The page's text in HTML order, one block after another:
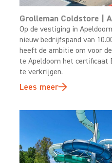
Grolleman Coldstore |
Op de vestiging in
nieuw bedrijfspand van
heeft de ambitie om voor
te Apeldoorn het certificaat
te verkrijgen.
Lees meer